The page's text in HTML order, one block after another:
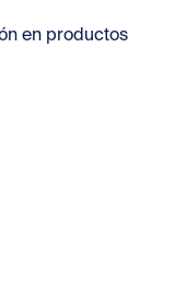
en productos